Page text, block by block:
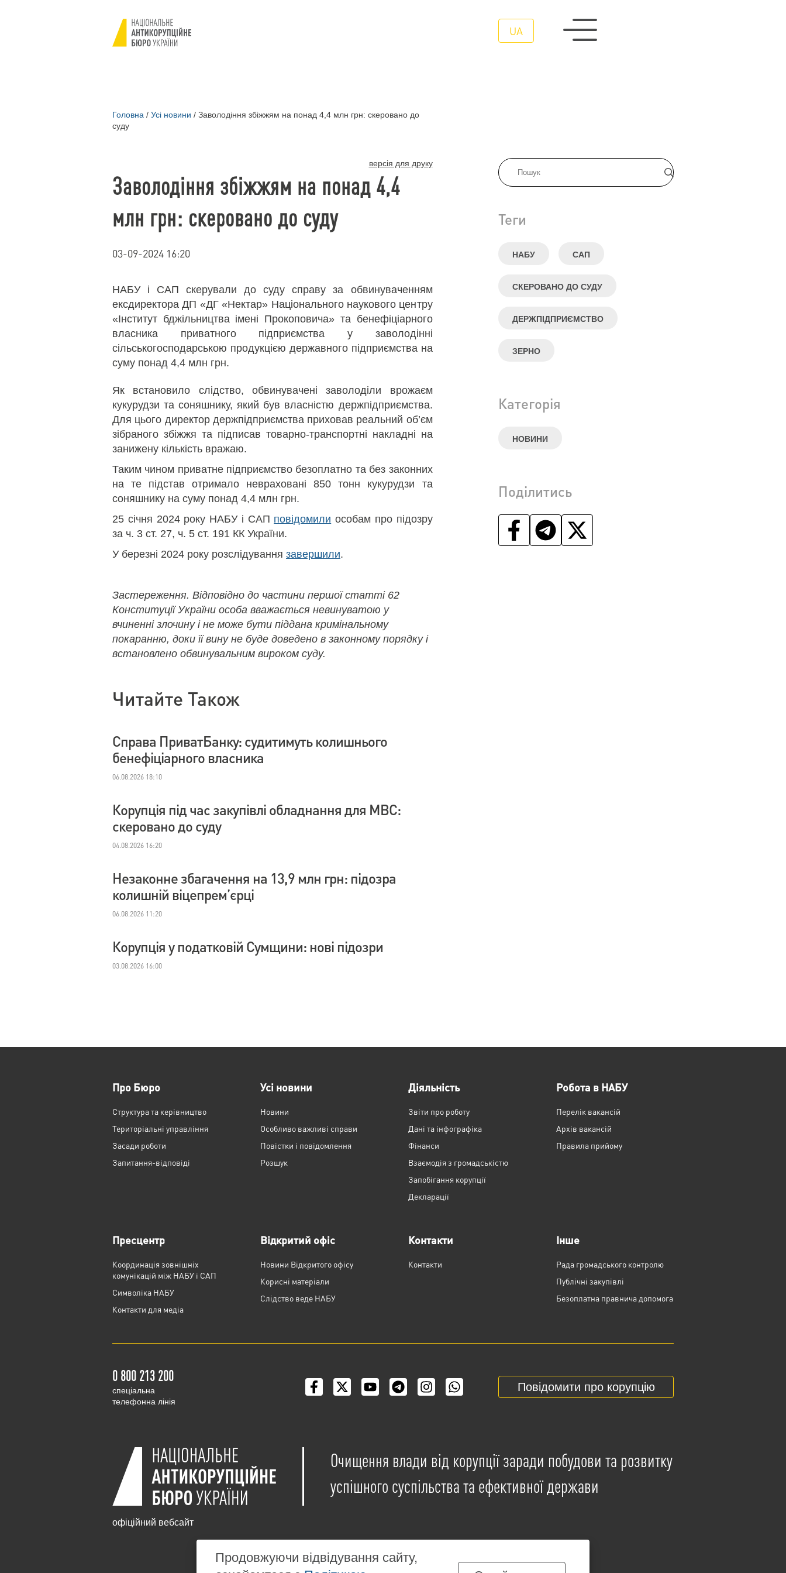
UA
Головна / Усі новини / Заволодіння збіжжям на понад 4,4 млн грн: скеровано до
суду
Теги
НАБУ САП
СКЕРОВАНО ДО СУДУ
ДЕРЖПІДПРИЄМСТВО
ЗЕРНО
Категорія
НОВИНИ
Поділитись
версія для друку
Заволодіння збіжжям на понад 4,4
млн грн: скеровано до суду
03-09-2024 16:20
НАБУ і САП скерували до суду справу за обвинуваченням
ексдиректора ДП «ДГ «Нектар» Національного наукового центру
«Інститут бджільництва імені Прокоповича» та бенефіціарного
власника приватного підприємства у заволодінні
сільськогосподарською продукцією державного підприємства на
суму понад 4,4 млн грн.
Як встановило слідство, обвинувачені заволоділи врожаєм
кукурудзи та соняшнику, який був власністю держпідприємства.
Для цього директор держпідприємства приховав реальний об’єм
зібраного збіжжя та підписав товарно-транспортні накладні на
занижену кількість вражаю.
Таким чином приватне підприємство безоплатно та без законних
на те підстав отримало невраховані 850 тонн кукурудзи та
соняшнику на суму понад 4,4 млн грн.
25 січня 2024 року НАБУ і САП повідомили особам про підозру
за ч. 3 ст. 27, ч. 5 ст. 191 КК України.
У березні 2024 року розслідування завершили.
Застереження. Відповідно до частини першої статті 62
Конституції України особа вважається невинуватою у
вчиненні злочину і не може бути піддана кримінальному
покаранню, доки її вину не буде доведено в законному порядку і
встановлено обвинувальним вироком суду.
Читайте Також
Справа ПриватБанку: судитимуть колишнього
бенефіціарного власника
06.08.2026 18:10
Корупція під час закупівлі обладнання для МВС:
скеровано до суду
04.08.2026 16:20
Незаконне збагачення на 13,9 млн грн: підозра
колишній віцепрем’єрці
06.08.2026 11:20
Корупція у податковій Сумщини: нові підозри
03.08.2026 16:00
Про Бюро
Структура та керівництво
Територіальні управління
Засади роботи
Запитання-відповіді
Усі новини
Новини
Особливо важливі справи
Повістки і повідомлення
Розшук
Діяльність
Звіти про роботу
Дані та інфографіка
Фінанси
Взаємодія з громадськістю
Запобігання корупції
Декларації
Робота в НАБУ
Перелік вакансій
Архів вакансій
Правила прийому
Пресцентр
Координація зовнішніх
комунікацій між НАБУ і САП
Cимволіка НАБУ
Контакти для медіа
Відкритий офіс
Новини Відкритого офісу
Корисні матеріали
Слідство веде НАБУ
Контакти
Контакти
Інше
Рада громадського контролю
Публічні закупівлі
Безоплатна правнича допомога
0 800 213 200
cпеціальна
телефонна лінія
Повідомити про корупцію
офіційний вебсайт
Очищення влади від корупції заради побудови та розвитку
успішного суспільства та ефективної держави
Продовжуючи відвідування сайту,